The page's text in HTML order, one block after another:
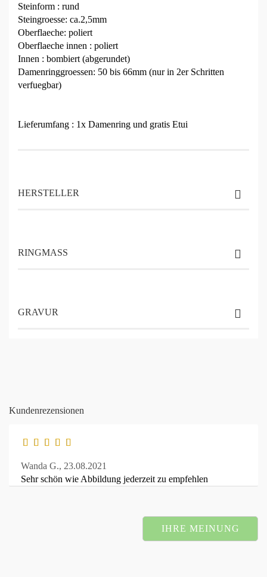
Steinform : rund
Steingroesse: ca.2,5mm
Oberflaeche: poliert
Oberflaeche innen : poliert
Innen : bombiert (abgerundet)
Damenringgroessen: 50 bis 66mm (nur in 2er Schritten
verfuegbar)
Lieferumfang : 1x Damenring und gratis Etui
HERSTELLER
RINGMASS
GRAVUR
Kundenrezensionen
Wanda G., 23.08.2021
Sehr schön wie Abbildung jederzeit zu empfehlen
IHRE MEINUNG